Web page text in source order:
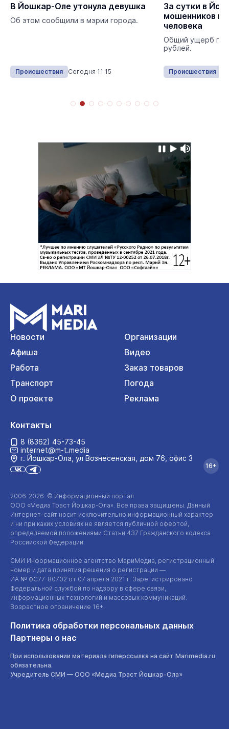
В Йошкар-Оле утонула девушка
Об этом сообщили в мэрии города.
Происшествия Сегодня 11:15
За сутки в
мошенников
человека
Общий ущерб
рублей.
Происшествия
Новости
Организации
Афиша
Видео
Работа
Заказ товаров
Транспорт
Погода
О проекте
Реклама
2006-2026 © Информационный портал
ООО «Медиа Траст Йошкар-Ола» . Все права защищены. Данный
Интернет-сайт носит исключительно информационный характер
и ни при каких условиях не является публичной офертой,
определяемой положениями Статьи 437 Гражданского кодекса
Российской Федерации.
СМИ Информационное агентство МариМедиа, регистрационный
номер и дата принятия решения о регистрации —
ИА № ФС77-80702 от 07 апреля 2021 г. Зарегистрировано
Федеральной службой по надзору в сфере связи,
информационных технологий и массовых коммуникаций.
Возрастное ограничение 16+.
Политика обработки персональных данных
Партнеры о нас
При использовании материала гиперссылка на сайт Marimedia.ru
обязательна.
Учредитель СМИ — ООО «Медиа Траст Йошкар-Ола»
Контакты
8 (8362) 45-73-45
internet@m-t.media
г. Йошкар‑Ола, ул Вознесенская, дом 76, офис 3
16+